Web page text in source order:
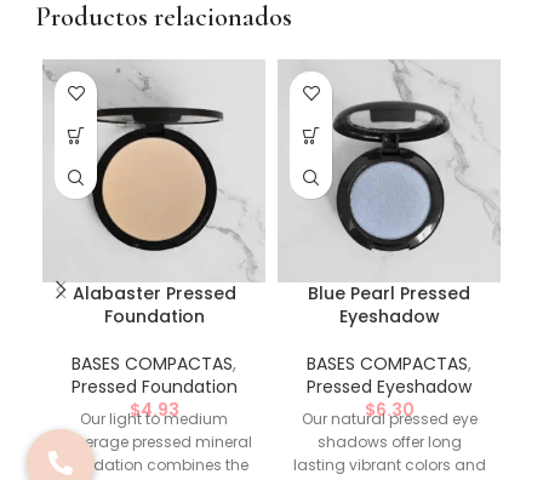
Productos relacionados
Alabaster Pressed
Foundation
BASES COMPACTAS,
Pressed Foundation
$4.93
Our light to medium
coverage pressed mineral
foundation combines the
Blue Pearl Pressed
Eyeshadow
BASES COMPACTAS,
Pressed Eyeshadow
$6.30
Our natural pressed eye
shadows offer long
lasting vibrant colors and